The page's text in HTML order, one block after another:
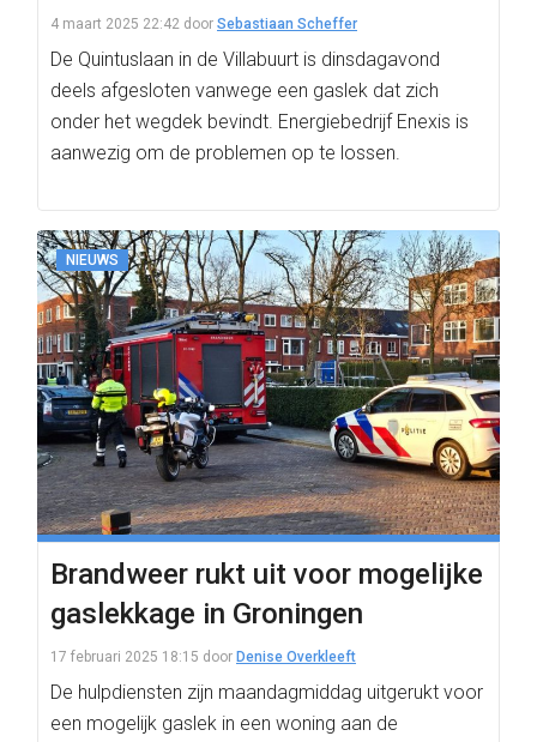
4 maart 2025 22:42 door Sebastiaan Scheffer
De Quintuslaan in de Villabuurt is dinsdagavond
deels afgesloten vanwege een gaslek dat zich
onder het wegdek bevindt. Energiebedrijf Enexis is
aanwezig om de problemen op te lossen.
NIEUWS
Brandweer rukt uit voor mogelijke
gaslekkage in Groningen
17 februari 2025 18:15 door Denise Overkleeft
De hulpdiensten zijn maandagmiddag uitgerukt voor
een mogelijk gaslek in een woning aan de